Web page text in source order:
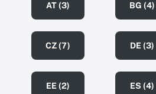
AT (3) BG (4)
CZ (7) DE (3)
EE (2) ES (4)